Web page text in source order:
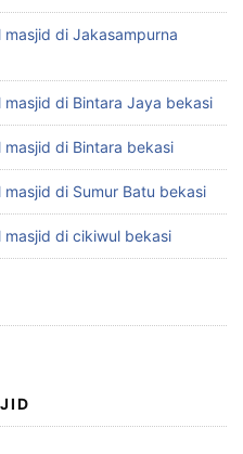
di Jakasampurna
di Bintara Jaya bekasi
di Bintara bekasi
di Sumur Batu bekasi
masjid di cikiwul bekasi